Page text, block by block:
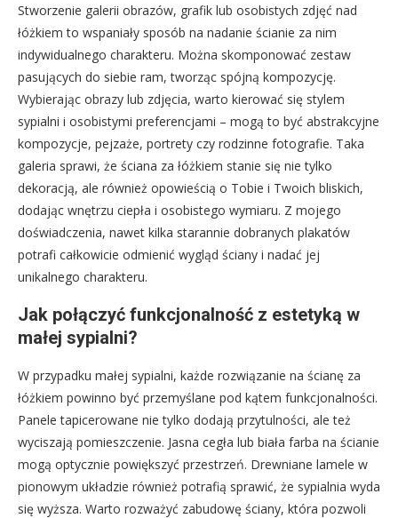
Stworzenie galerii obrazów, grafik lub osobistych zdjęć nad
łóżkiem to wspaniały sposób na nadanie ścianie za nim
indywidualnego charakteru. Można skomponować zestaw
pasujących do siebie ram, tworząc spójną kompozycję.
Wybierając obrazy lub zdjęcia, warto kierować się stylem
sypialni i osobistymi preferencjami – mogą to być abstrakcyjne
kompozycje, pejzaże, portrety czy rodzinne fotografie. Taka
galeria sprawi, że ściana za łóżkiem stanie się nie tylko
dekoracją, ale również opowieścią o Tobie i Twoich bliskich,
dodając wnętrzu ciepła i osobistego wymiaru. Z mojego
doświadczenia, nawet kilka starannie dobranych plakatów
potrafi całkowicie odmienić wygląd ściany i nadać jej
unikalnego charakteru.
Jak połączyć funkcjonalność z estetyką w
małej sypialni?
W przypadku małej sypialni, każde rozwiązanie na ścianę za
łóżkiem powinno być przemyślane pod kątem funkcjonalności.
Panele tapicerowane nie tylko dodają przytulności, ale też
wyciszają pomieszczenie. Jasna cegła lub biała farba na ścianie
mogą optycznie powiększyć przestrzeń. Drewniane lamele w
pionowym układzie również potrafią sprawić, że sypialnia wyda
się wyższa. Warto rozważyć zabudowę ściany, która pozwoli